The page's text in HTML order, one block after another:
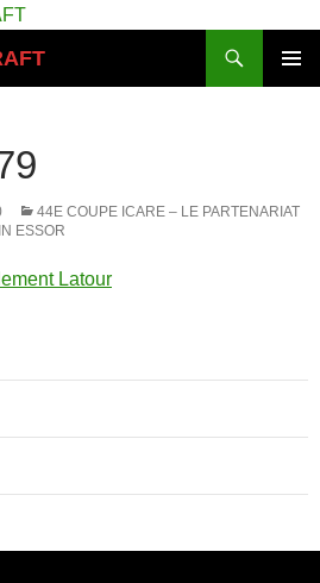
44E COUPE ICARE – LE PARTENARIAT
ESSOR